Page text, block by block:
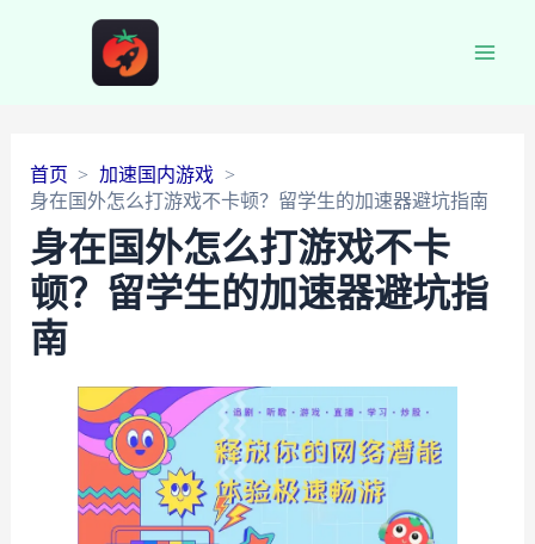
首页
加速国内游戏
身在国外怎么打游戏不卡顿？留学生的加速器避坑指南
身在国外怎么打游戏不卡
顿？留学生的加速器避坑指
南